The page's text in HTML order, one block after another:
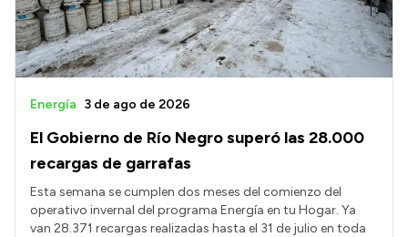
El Gobierno de Río Negro superó las 28.000
recargas de garrafas
Energía 3 de ago de 2026
Esta semana se cumplen dos meses del comienzo del
operativo invernal del programa Energía en tu Hogar. Ya
van 28.371 recargas realizadas hasta el 31 de julio en toda